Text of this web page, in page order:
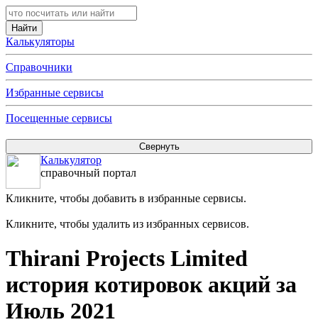
Калькуляторы
Справочники
Избранные сервисы
Посещенные сервисы
Калькулятор
справочный портал
Кликните, чтобы добавить в избранные сервисы.
Кликните, чтобы удалить из избранных сервисов.
Thirani Projects Limited
история котировок акций за
Июль 2021